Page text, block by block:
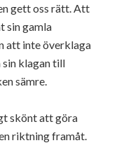
gett oss rätt. Att
sin gamla
att inte överklaga
sin klagan till
sämre.
skönt att göra
riktning framåt.